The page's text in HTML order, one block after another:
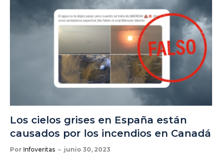
Los cielos grises en España están
causados por los incendios en Canadá
Por Infoveritas junio 30, 2023